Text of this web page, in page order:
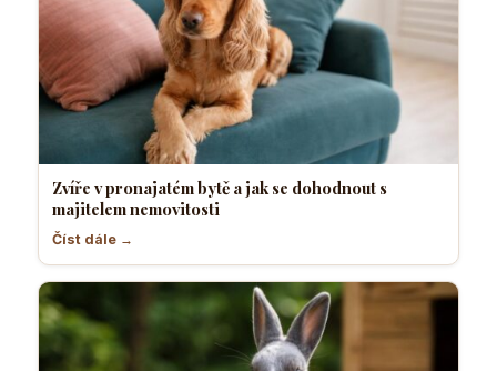
Zvíře v pronajatém bytě a jak se dohodnout s
majitelem nemovitosti
Číst dále →